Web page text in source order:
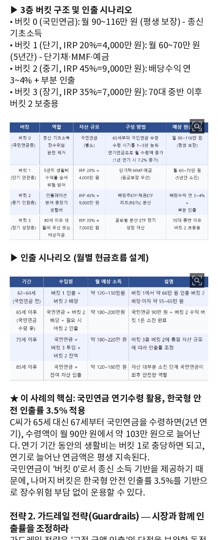
▶ 3층 버킷 구조 및 인출 시나리오
• 버킷 0 (국민연금): 월 90~116만 원 (평생 보장) - 종신
기초소득
• 버킷 1 (단기, IRP 20%=4,000만 원): 월 60~70만 원
(5년간) - 단기채·MMF·예금
• 버킷 2 (중기, IRP 45%=9,000만 원): 배당수익 연
3~4% + 부분 인출
• 버킷 3 (장기, IRP 35%=7,000만 원): 70대 중반 이후
버킷 2 보충용
▶ 인출 시나리오 (월별 현금흐름 설계)
★ 이 사례의 핵심: 국민연금 연기수령 활용, 한국형 안
전 인출률 3.5% 적용
C씨가 65세 대신 67세부터 국민연금을 수령하면(2년 연
기), 수령액이 월 90만 원에서 약 103만 원으로 늘어난
다. 연기 기간 동안의 생활비는 버킷 1로 충당하면 되고,
연기로 늘어난 연금액은 평생 지속된다.
국민연금이 '버킷 0'로서 종신 소득 기반을 제공하기 때
문에, 나머지 버킷은 한국형 안전 인출률 3.5%를 기반으
로 장수위험 부담 없이 운용할 수 있다.
전략 2. 가드레일 전략(Guardrails) — 시장과 함께 인
출률을 조정하라